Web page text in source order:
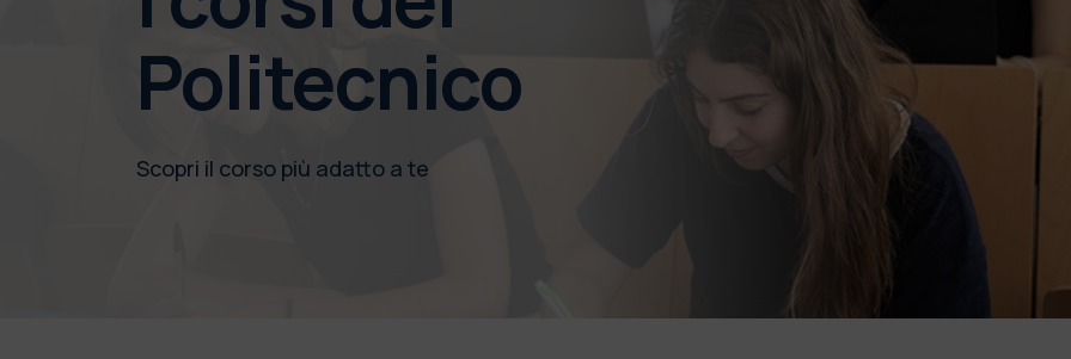
Politecnico
Scopri il corso più adatto a te